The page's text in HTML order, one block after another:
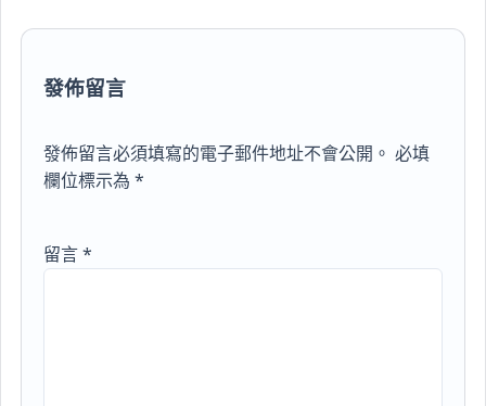
發佈留言
發佈留言必須填寫的電子郵件地址不會公開。 必填
欄位標示為*
留言*